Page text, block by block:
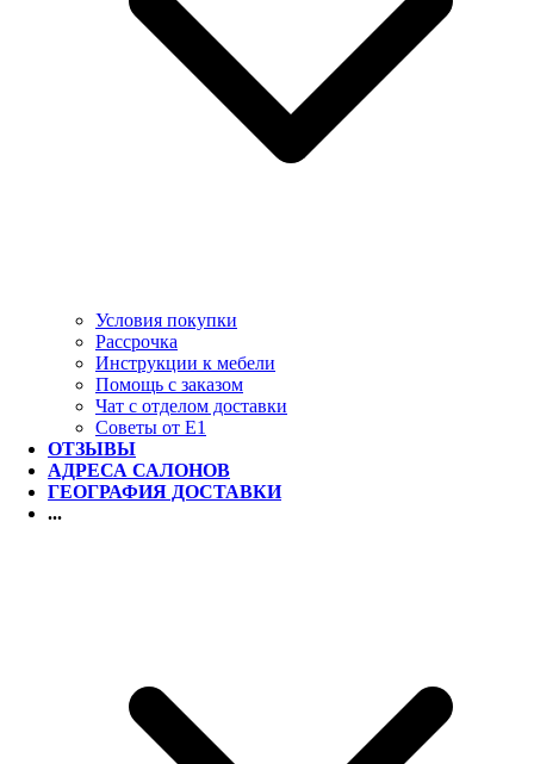
Условия покупки
Рассрочка
Инструкции к мебели
Помощь с заказом
Чат с отделом доставки
Советы от Е1
ОТЗЫВЫ
АДРЕСА САЛОНОВ
ГЕОГРАФИЯ ДОСТАВКИ
...